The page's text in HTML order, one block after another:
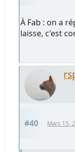
À Fab : on a
laisse, c'est
#40 Mars 15,